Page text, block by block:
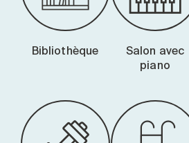
Bibliothèque
Salon avec
piano